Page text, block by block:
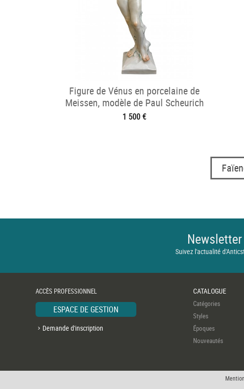
Figure de Vénus en porcelaine de
Meissen, modèle de Paul Scheurich
1 500 €
Newsletter
Suivez l'actualité
ACCÈS PROFESSIONNEL
ESPACE DE GESTION
Demande d'inscription
CATALOGUE
Catégories
Styles
Époques
Nouveautés